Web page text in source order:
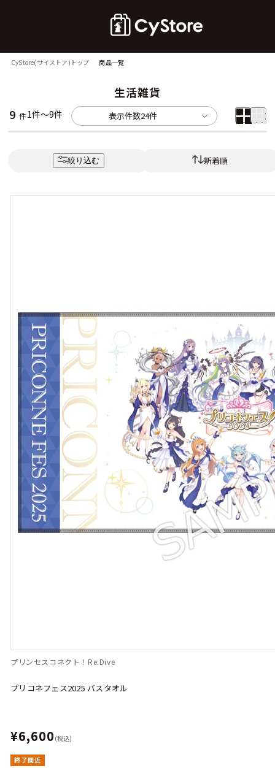
CyStore(サイストア)トップ 商品一覧
生活雑貨
9 件1件～9件 表示件数24件
絞り込む 新着順
プリンセスコネクト！Re:Dive
プリコネフェス2025 バスタオル
¥6,600 (税込)
終了間近